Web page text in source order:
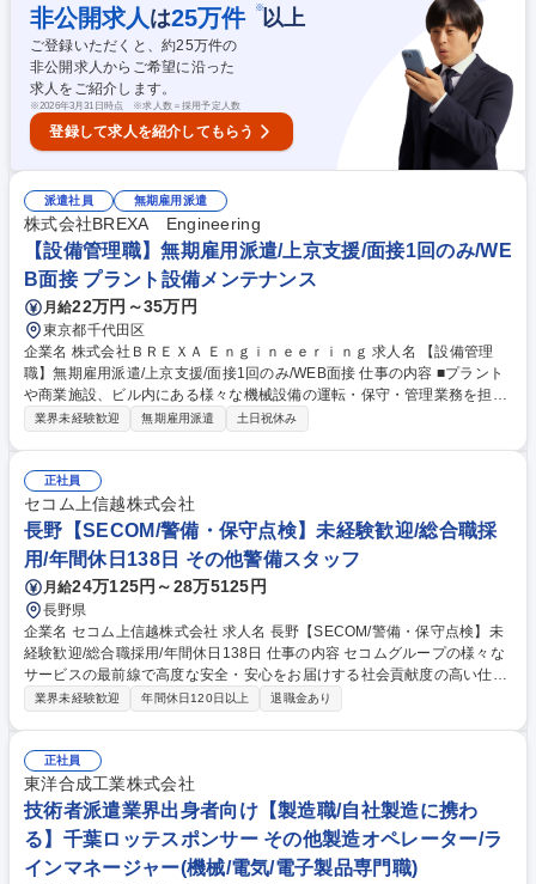
置したセンサーなどの機械が正常に動作するよう点検を行います。 ・将
来、適性・スキルによって、多岐にわたる職種（営業、技術、事務）や業
務役職者への登用の道もございます。 募集職種 群馬【SECOM/警備・保
守点検】総合職採用/年間休日138日/長期休暇制度
非公開求人 は25万件 ※以上
ご登録いただくと、約25万件の
非公開求人からご希望に沿った
求人をご紹介します。
※2026年3月31日時点 ※求人数＝採用予定人数
登録して求人を紹介してもらう
派遣社員 無期雇用派遣
株式会社BREXA Engineering
【設備管理職】無期雇用派遣/上京支援/面接1回のみ/WE
B面接 プラント設備メンテナンス
月給22万円～35万円
東京都千代田区
企業名 株式会社ＢＲＥＸＡ Ｅｎｇｉｎｅｅｒｉｎｇ 求人名 【設備管理
職】無期雇用派遣/上京支援/面接1回のみ/WEB面接 仕事の内容 ■プラント
や商業施設、ビル内にある様々な機械設備の運転・保守・管理業務を担当
します。いくつもの資格も取得できる環境です。手に職をつけてキャリア
えるごみ焼却場や水処理場、発電所などのプラント施設やより身近なビル
や商業施設の中には多数の機械設備が入っています。その設備が円滑に稼
働するため、施設の巡回や機器の点検、メンテナンス、施設内の監視業務
などを行います。世の中の「根幹」となるインフラを支えるエンジニアと
してご活躍頂きます。 募集職種 【設備管理職】無期雇用派遣/上京支援/面
接1回のみ/WEB面接
業界未経験歓迎 無期雇用派遣 土日祝休み
正社員
セコム上信越株式会社
長野【SECOM/警備・保守点検】未経験歓迎/総合職採
用/年間休日138日 その他警備スタッフ
月給24万125円～28万5125円
長野県
企業名 セコム上信越株式会社 求人名 長野【SECOM/警備・保守点検】未
経験歓迎/総合職採用/年間休日138日 仕事の内容 セコムグループの様々な
サービスの最前線で高度な安全・安心をお届けする社会貢献度の高い仕事
です。4泊5日の研修や3ヵ月間は先輩社員との同行があるため、未経験の
したセンサーなどの機械が正常に動作するよう点検を行います。 ・将来、
適性・スキルによって、多岐にわたる職種（営業、技術、事務）や業務役
職者への登用の道もございます。 募集職種 長野【SECOM/警備・保守点
検】未経験歓迎/総合職採用/年間休日138日
業界未経験歓迎 年間休日120日以上 退職金あり
正社員
東洋合成工業株式会社
技術者派遣業界出身者向け【製造職/自社製造に携わ
る】千葉ロッテスポンサー その他製造オペレーター/ラ
インマネージャー(機械/電気/電子製品専門職)